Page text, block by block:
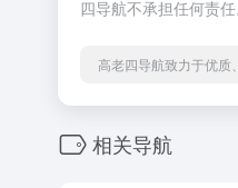
四导航不承担任何责任
高老四导航致力于优质
相关导航